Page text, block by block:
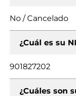
No / Cancelado
¿Cuál es su
901827202
¿Cuáles son